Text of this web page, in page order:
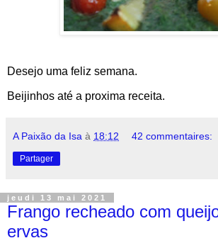
Desejo uma feliz semana.
Beijinhos até a proxima receita.
A Paixão da Isa à 18:12 42 commentaires:
Partager
jeudi 13 mai 2021
Frango recheado com
ervas